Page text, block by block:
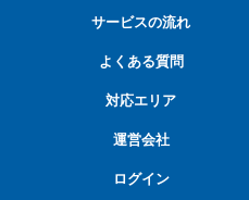
サービスの流れ
よくある質問
対応エリア
運営会社
ログイン